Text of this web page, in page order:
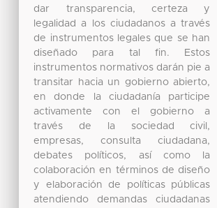
dar transparencia, certeza y
legalidad a los ciudadanos a través
de instrumentos legales que se han
diseñado para tal fin. Estos
instrumentos normativos darán pie a
transitar hacia un gobierno abierto,
en donde la ciudadanía participe
activamente con el gobierno a
través de la sociedad civil,
empresas, consulta ciudadana,
debates políticos, así como la
colaboración en términos de diseño
y elaboración de políticas públicas
atendiendo demandas ciudadanas